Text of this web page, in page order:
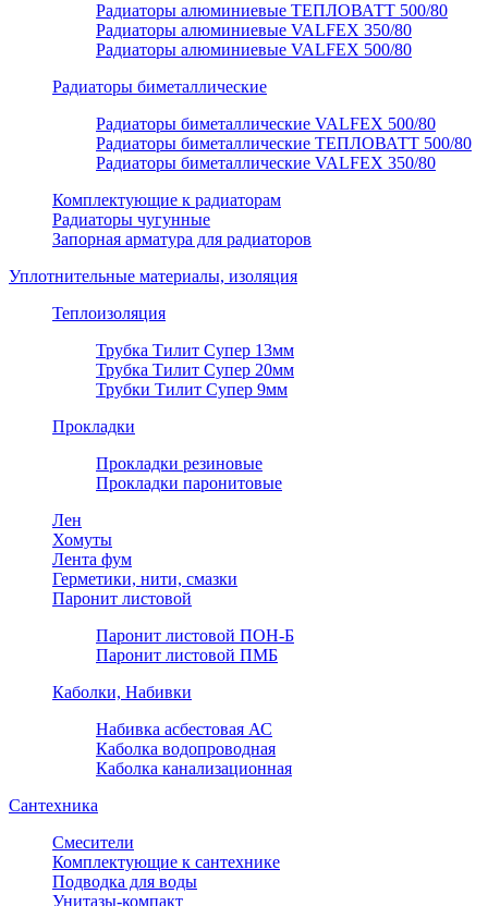
Радиаторы алюминиевые ТЕПЛОВАТТ 500/80
Радиаторы алюминиевые VALFEX 350/80
Радиаторы алюминиевые VALFEX 500/80
Радиаторы биметаллические
Радиаторы биметаллические VALFEX 500/80
Радиаторы биметаллические ТЕПЛОВАТТ 500/80
Радиаторы биметаллические VALFEX 350/80
Комплектующие к радиаторам
Радиаторы чугунные
Запорная арматура для радиаторов
Уплотнительные материалы, изоляция
Теплоизоляция
Трубка Тилит Супер 13мм
Трубка Тилит Супер 20мм
Трубки Тилит Супер 9мм
Прокладки
Прокладки резиновые
Прокладки паронитовые
Лен
Хомуты
Лента фум
Герметики, нити, смазки
Паронит листовой
Паронит листовой ПОН-Б
Паронит листовой ПМБ
Каболки, Набивки
Набивка асбестовая АС
Каболка водопроводная
Каболка канализационная
Сантехника
Смесители
Комплектующие к сантехнике
Подводка для воды
Унитазы-компакт